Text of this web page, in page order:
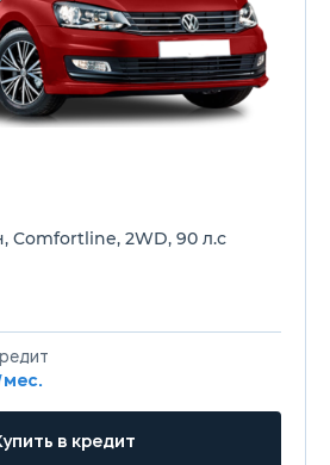
Comfortline, 2WD, 90 л.с
в кредит